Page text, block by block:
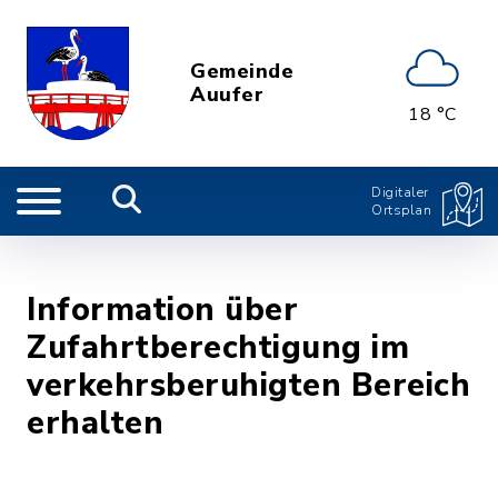
Gemeinde
Auufer
18 °C
Digitaler
Ortsplan
Information über
Zufahrtberechtigung im
verkehrsberuhigten Bereich
erhalten